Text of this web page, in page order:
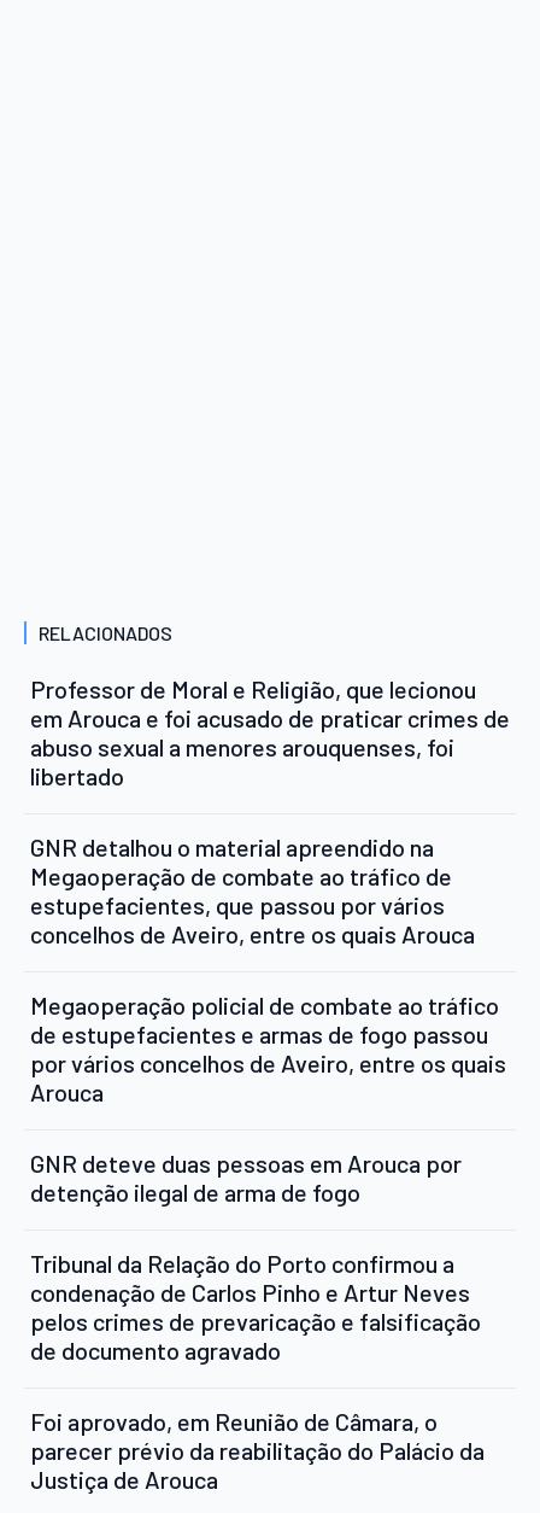
RELACIONADOS
Professor de Moral e Religião, que lecionou
em Arouca e foi acusado de praticar crimes de
abuso sexual a menores arouquenses, foi
libertado
GNR detalhou o material apreendido na
Megaoperação de combate ao tráfico de
estupefacientes, que passou por vários
concelhos de Aveiro, entre os quais Arouca
Megaoperação policial de combate ao tráfico
de estupefacientes e armas de fogo passou
por vários concelhos de Aveiro, entre os quais
Arouca
GNR deteve duas pessoas em Arouca por
detenção ilegal de arma de fogo
Tribunal da Relação do Porto confirmou a
condenação de Carlos Pinho e Artur Neves
pelos crimes de prevaricação e falsificação
de documento agravado
Foi aprovado, em Reunião de Câmara, o
parecer prévio da reabilitação do Palácio da
Justiça de Arouca